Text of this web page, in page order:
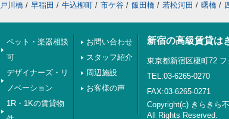
川橋 / 早稲田 / 牛込柳町 / 市ケ谷 / 飯田橋 / 若松河田 / 曙橋 /
ペット・楽器相談
可
デザイナーズ・リ
ノベーション
1R・1Kの賃貸物
お問い合わせ
スタッフ紹介
周辺施設
お客様の声
新宿の高級賃貸は
東京都新宿区榎町72
TEL:03-6265-0270
FAX:03-6265-0271
Copyright(c) きらきら
All Rights Reserved.